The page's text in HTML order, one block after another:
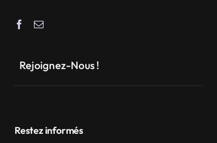
Rejoignez-Nous !
Restez informés